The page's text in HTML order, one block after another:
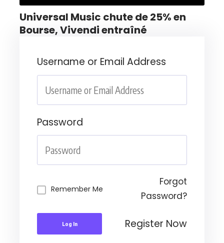
Universal Music chute de 25% en
Bourse, Vivendi entraîné
Username or Email Address
Password
Remember Me
Forgot
Password?
Log In Register Now